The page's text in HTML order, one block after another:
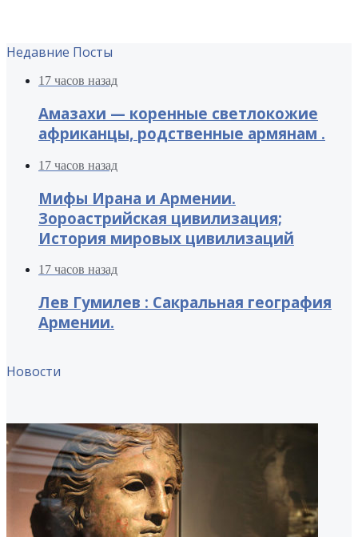
Недавние Посты
17 часов назад
Амазахи — коренные светлокожие
африканцы, родственные армянам .
17 часов назад
Мифы Ирана и Армении.
Зороастрийская цивилизация;
История мировых цивилизаций
17 часов назад
Лев Гумилев : Сакральная география
Армении.
Новости